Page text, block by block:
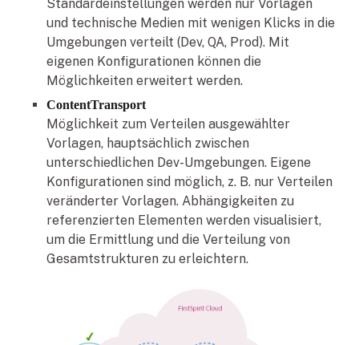
Standardeinstellungen werden nur Vorlagen
und technische Medien mit wenigen Klicks in die
Umgebungen verteilt (Dev, QA, Prod). Mit
eigenen Konfigurationen können die
Möglichkeiten erweitert werden.
ContentTransport
Möglichkeit zum Verteilen ausgewählter
Vorlagen, hauptsächlich zwischen
unterschiedlichen Dev-Umgebungen. Eigene
Konfigurationen sind möglich, z. B. nur Verteilen
veränderter Vorlagen. Abhängigkeiten zu
referenzierten Elementen werden visualisiert,
um die Ermittlung und die Verteilung von
Gesamtstrukturen zu erleichtern.